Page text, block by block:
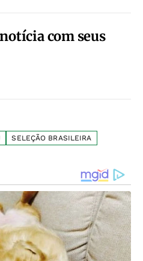
com seus
SELEÇÃO BRASILEIRA